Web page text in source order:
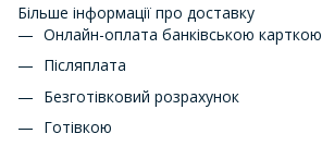
Більше інформації про доставку
Онлайн-оплата банківською карткою
Післяплата
Безготівковий розрахунок
Готівкою